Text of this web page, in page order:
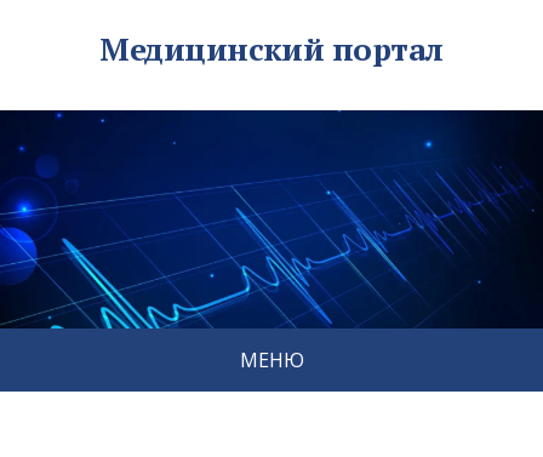
Медицинский портал
МЕНЮ